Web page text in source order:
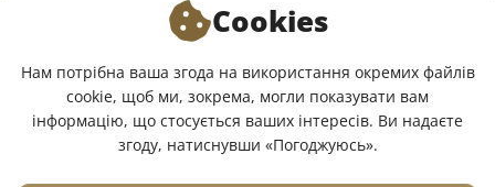
ПРО МАГАЗИН
МИ У СОЦМЕРЕЖАХ:
Cookies
Нам потрібна ваша згода на використання окремих файлів
cookie, щоб ми, зокрема, могли показувати вам
інформацію, що стосується ваших інтересів. Ви надаєте
згоду, натиснувши «Погоджуюсь».